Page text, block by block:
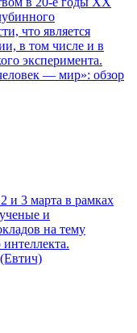
что является
в том числе и в
эксперимента.
— мир»: обзор
2 и 3 марта в рамках
и
на тему